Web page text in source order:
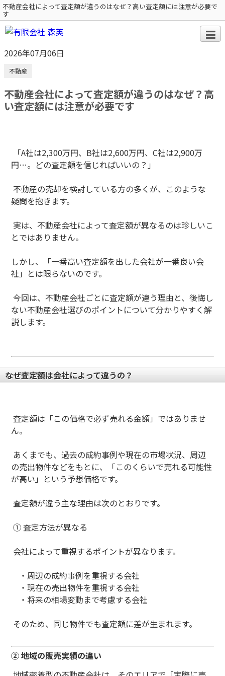
不動産会社によって査定額が違うのはなぜ？高い査定額には注意が必要で
す
2026年07月06日
不動産
不動産会社によって査定額が違うのはなぜ？高
い査定額には注意が必要です
「A社は2,300万円、B社は2,600万円、C社は2,900万
円…。どの査定額を信じればいいの？」
不動産の売却を検討している方の多くが、このような
疑問を抱きます。
実は、不動産会社によって査定額が異なるのは珍しいこ
とではありません。
しかし、「一番高い査定額を出した会社が一番良い会
社」とは限らないのです。
今回は、不動産会社ごとに査定額が違う理由と、後悔し
ない不動産会社選びのポイントについて分かりやすく解
説します。
なぜ査定額は会社によって違うの？
査定額は「この価格で必ず売れる金額」ではありませ
ん。
あくまでも、過去の成約事例や現在の市場状況、周辺
の売出物件などをもとに、「このくらいで売れる可能性
が高い」という予想価格です。
査定額が違う主な理由は次のとおりです。
① 査定方法が異なる
会社によって重視するポイントが異なります。
・ 周辺の成約事例を重視する会社
・現在の売出物件を重視する会社
・ 将来の相場変動まで考慮する会社
そのため、同じ物件でも査定額に差が生まれます。
② 地域の販売実績の違い